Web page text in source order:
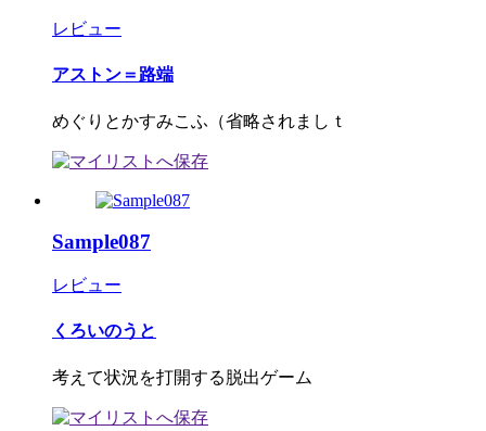
レビュー
アストン＝路端
めぐりとかすみこふ（省略されましｔ
Sample087
レビュー
くろいのうと
考えて状況を打開する脱出ゲーム